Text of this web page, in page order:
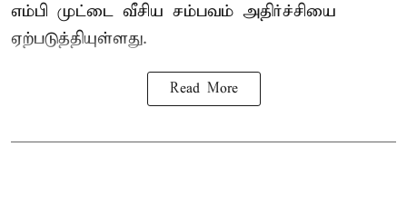
எம்பி முட்டை வீசிய சம்பவம் அதிர்ச்சியை
ஏற்படுத்தியுள்ளது.
Read More